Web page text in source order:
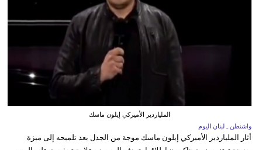
الملياردير الأميركي إيلون ماسك
واشنطن ـ لبنان اليوم
أثار الملياردير الأميركي إيلون ماسك موجة من الجدل بعد تلميحه إلى ميزة